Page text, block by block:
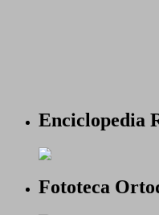
Enciclopedia
Fototeca